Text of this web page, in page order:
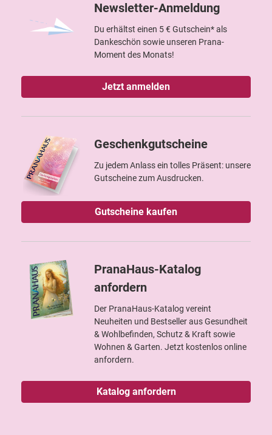
Newsletter-Anmeldung
Du erhältst einen 5 € Gutschein* als
Dankeschön sowie unseren Prana-
Moment des Monats!
Jetzt anmelden
Geschenkgutscheine
Zu jedem Anlass ein tolles Präsent: unsere
Gutscheine zum Ausdrucken.
Gutscheine kaufen
PranaHaus-Katalog
anfordern
Der PranaHaus-Katalog vereint
Neuheiten und Bestseller aus Gesundheit
& Wohlbefinden, Schutz & Kraft sowie
Wohnen & Garten. Jetzt kostenlos online
anfordern.
Katalog anfordern